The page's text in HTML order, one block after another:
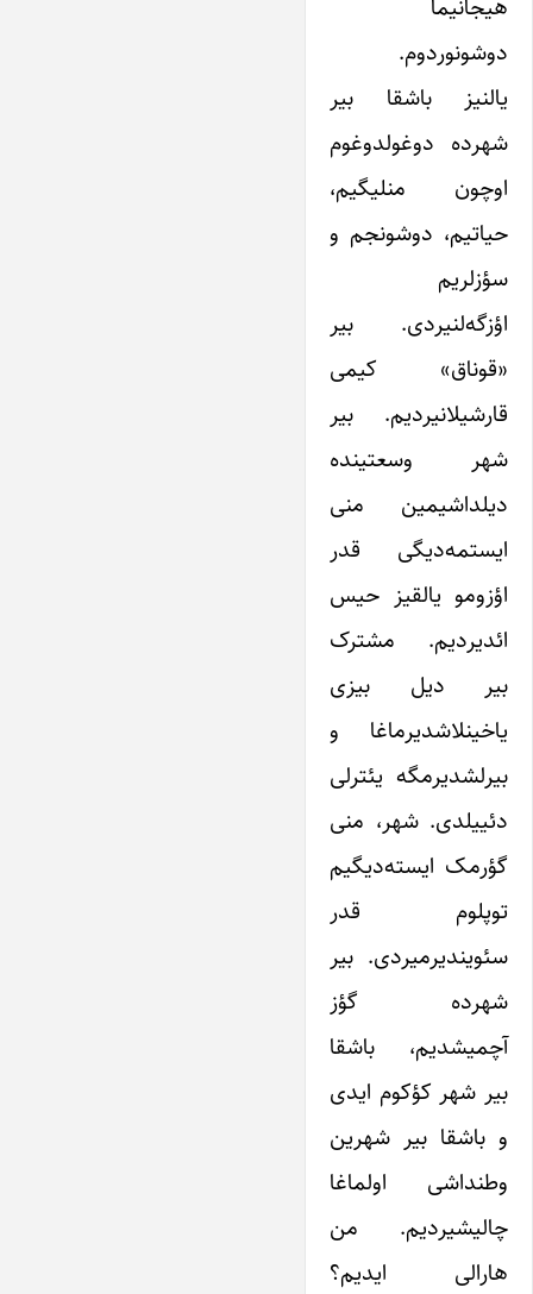
هیجانیما
دوشونوردوم.
یالنیز باشقا بیر
شهرده دوغولدوغوم
اوچون منلیگیم،
حیاتیم، دوشونجم و
سؤزلریم
اؤزگه‌لنیردی. بیر
«قوناق» کیمی
قارشیلانیردیم. بیر
شهر وسعتینده
دیلداشیمین منی
ایستمه‌دیگی قدر
اؤزومو یالقیز حیس
ائدیردیم. مشترک
بیر دیل بیزی
یاخینلاشدیرماغا و
بیرلشدیرمگه یئترلی
دئییلدی. شهر، منی
گؤرمک ایسته‌دیگیم
توپلوم قدر
سئویندیرمیردی. بیر
شهرده گؤز
آچمیشدیم، باشقا
بیر شهر کؤکوم ایدی
و باشقا بیر شهرین
وطنداشی اولماغا
چالیشیردیم. من
هارالی ا‌یدیم؟